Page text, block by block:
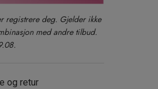
registrere deg. Gjelder ikke
med andre tilbud.
og retur